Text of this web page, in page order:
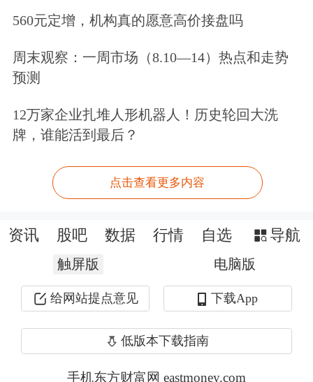
指数的时间延长至上市满一年，可以减
生的“砸盘”效应，而将科创板股票纳入
指数则能提升上证指数的科技“含金
量”。
英大证券首席经济学家李大霄表示，长
560元定增，机构真的愿意高价接盘吗
周末观察：一周市场（8.10—14）热点和走势
预测
12万家企业扎堆人形机器人！历史轮回大洗
牌，谁能活到最后？
点击查看更多内容
资讯 股吧 数据 行情 自选 导航
触屏版 电脑版
给网站提点意见 下载App
低版本下载指南
手机东方财富网 eastmoney.com